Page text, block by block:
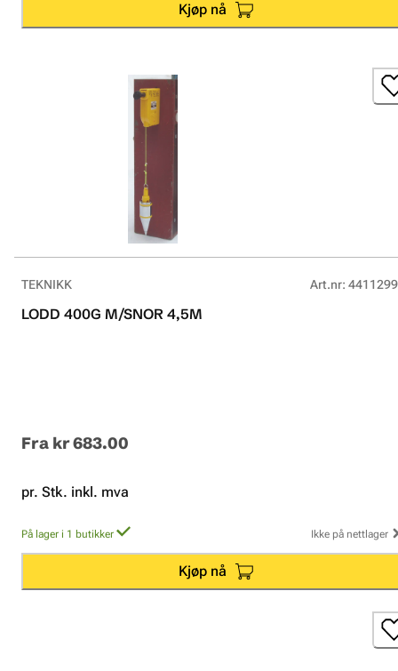
Kjøp nå
TEKNIKK Art.nr:
LODD 400G M/SNOR 4,5M
Fra kr 683.00
pr. Stk. inkl. mva
På lager i 1 butikker Ikke på nettlager
Kjøp nå